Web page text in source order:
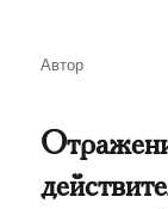
Автор
Автор